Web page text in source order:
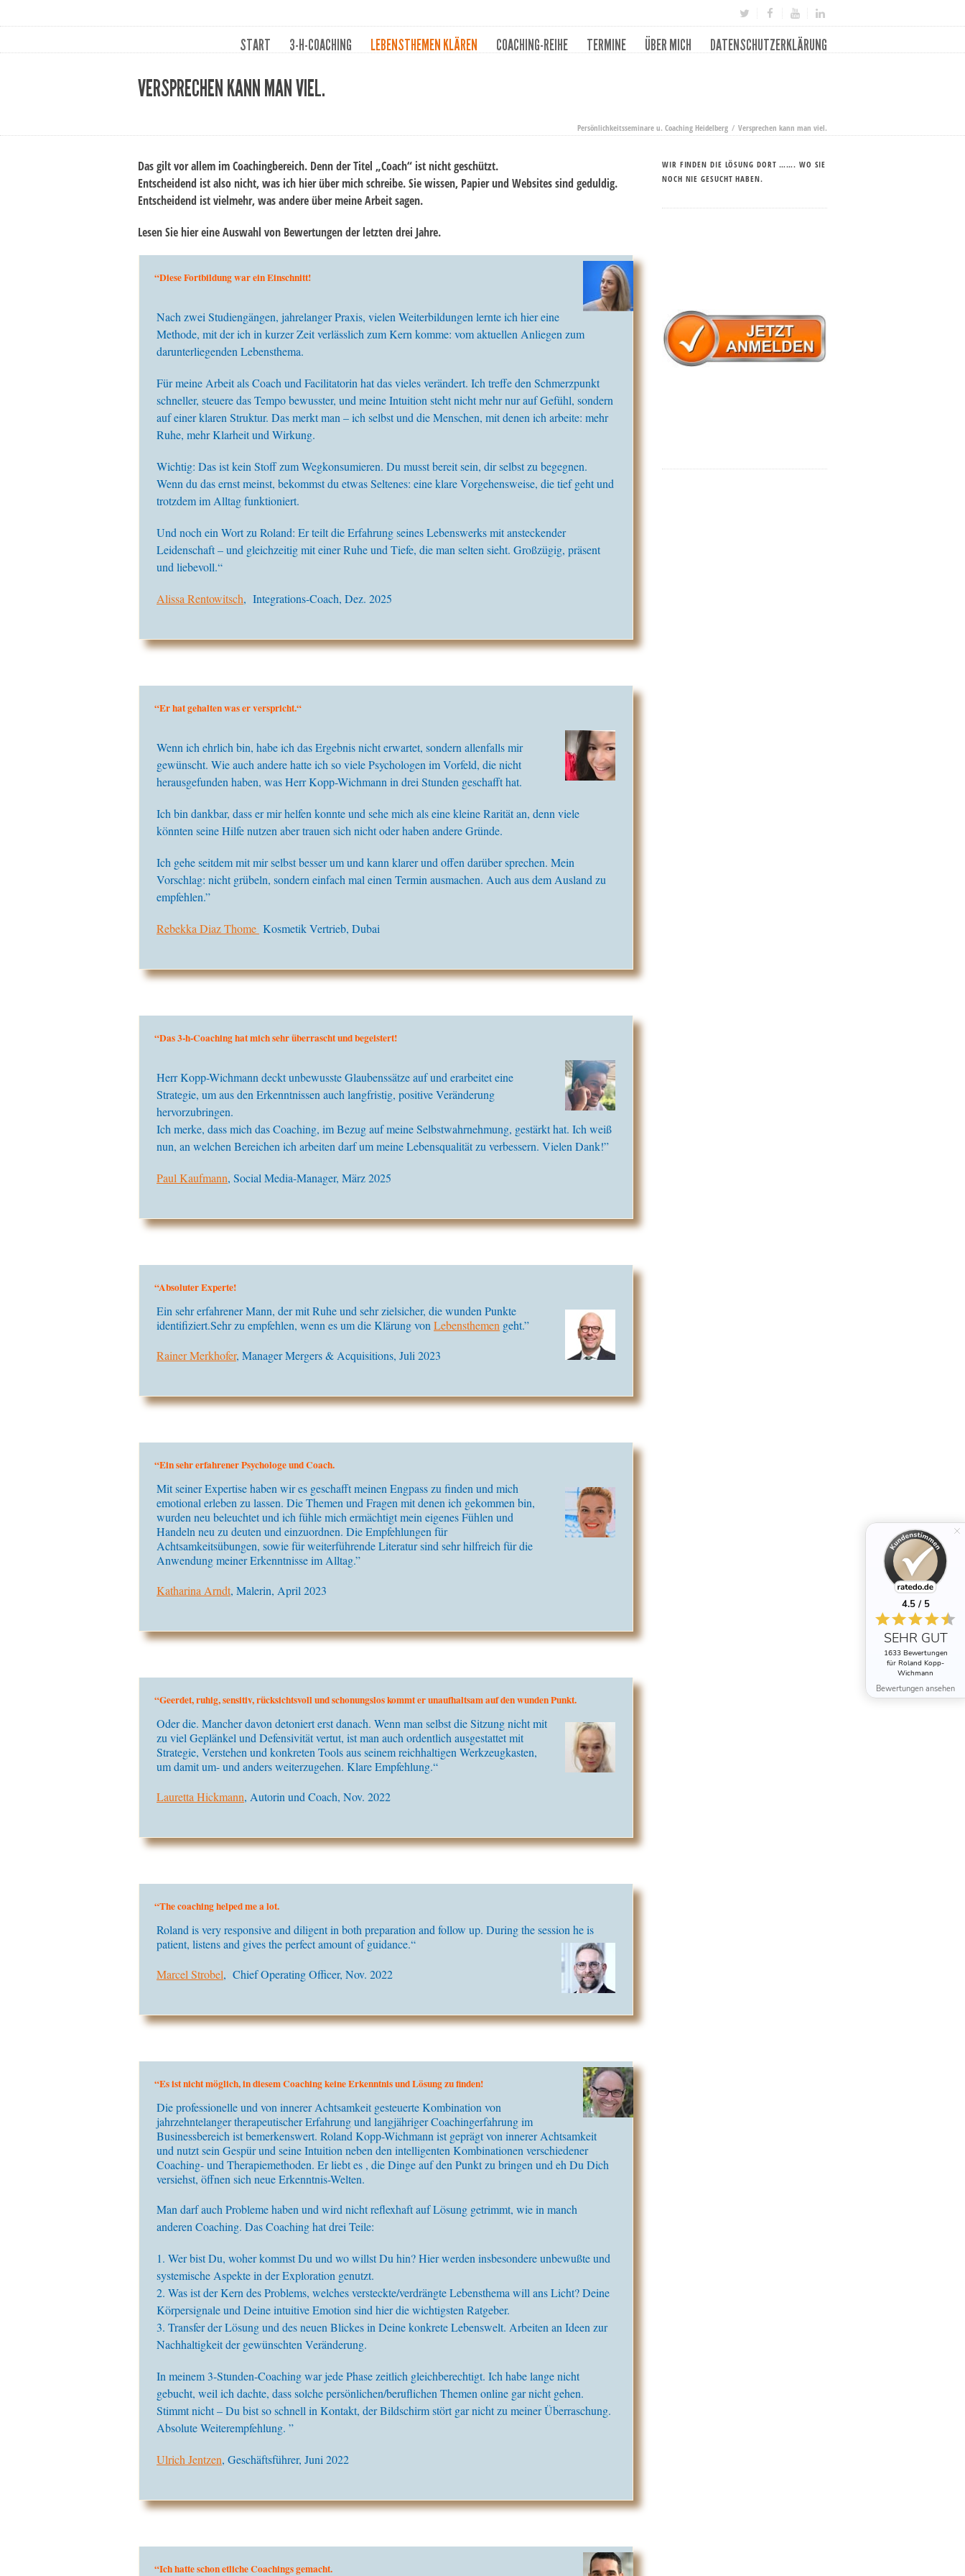
START 3-H-COACHING LEBENSTHEMEN KLÄREN COACHING-REIHE TERMINE ÜBER MICH DATENSCHUTZERKLÄRUNG
VERSPRECHEN KANN MAN VIEL.
Persönlichkeitsseminare u. Coaching Heidelberg Versprechen kann man viel.
Das gilt vor allem im Coachingbereich. Denn der Titel „Coach“ ist nicht geschützt.
Entscheidend ist also nicht, was ich hier über mich schreibe. Sie wissen, Papier und Websites sind geduldig.
Entscheidend ist vielmehr, was andere über meine Arbeit sagen.
Lesen Sie hier eine Auswahl von Bewertungen der letzten drei Jahre.
“Diese Fortbildung war ein Einschnitt!
Nach zwei Studiengängen, jahrelanger Praxis, vielen Weiterbildungen lernte ich hier eine
Methode, mit der ich in kurzer Zeit verlässlich zum Kern komme: vom aktuellen Anliegen zum
darunterliegenden Lebensthema.
Für meine Arbeit als Coach und Facilitatorin hat das vieles verändert. Ich treffe den Schmerzpunkt
schneller, steuere das Tempo bewusster, und meine Intuition steht nicht mehr nur auf Gefühl, sondern
auf einer klaren Struktur. Das merkt man – ich selbst und die Menschen, mit denen ich arbeite: mehr
Ruhe, mehr Klarheit und Wirkung.
Wichtig: Das ist kein Stoff zum Wegkonsumieren. Du musst bereit sein, dir selbst zu begegnen.
Wenn du das ernst meinst, bekommst du etwas Seltenes: eine klare Vorgehensweise, die tief geht und
trotzdem im Alltag funktioniert.
Und noch ein Wort zu Roland: Er teilt die Erfahrung seines Lebenswerks mit ansteckender
Leidenschaft – und gleichzeitig mit einer Ruhe und Tiefe, die man selten sieht. Großzügig, präsent
und liebevoll.“
Alissa Rentowitsch, Integrations-Coach, Dez. 2025
“Er hat gehalten was er verspricht.“
Wenn ich ehrlich bin, habe ich das Ergebnis nicht erwartet, sondern allenfalls mir
gewünscht. Wie auch andere hatte ich so viele Psychologen im Vorfeld, die nicht
herausgefunden haben, was Herr Kopp-Wichmann in drei Stunden geschafft hat.
Ich bin dankbar, dass er mir helfen konnte und sehe mich als eine kleine Rarität an, denn viele
könnten seine Hilfe nutzen aber trauen sich nicht oder haben andere Gründe.
Ich gehe seitdem mit mir selbst besser um und kann klarer und offen darüber sprechen. Mein
Vorschlag: nicht grübeln, sondern einfach mal einen Termin ausmachen. Auch aus dem Ausland zu
empfehlen.”
Rebekka Diaz Thome Kosmetik Vertrieb, Dubai
“Das 3-h-Coaching hat mich sehr überrascht und begeistert!
Herr Kopp-Wichmann deckt unbewusste Glaubenssätze auf und erarbeitet eine
Strategie, um aus den Erkenntnissen auch langfristig, positive Veränderung
hervorzubringen.
Ich merke, dass mich das Coaching, im Bezug auf meine Selbstwahrnehmung, gestärkt hat. Ich weiß
nun, an welchen Bereichen ich arbeiten darf um meine Lebensqualität zu verbessern. Vielen Dank!”
Paul Kaufmann, Social Media-Manager, März 2025
“Absoluter Experte!
Ein sehr erfahrener Mann, der mit Ruhe und sehr zielsicher, die wunden Punkte
identifiziert.Sehr zu empfehlen, wenn es um die Klärung von Lebensthemen geht.”
Rainer Merkhofer, Manager Mergers & Acquisitions, Juli 2023
“Ein sehr erfahrener Psychologe und Coach.
Mit seiner Expertise haben wir es geschafft meinen Engpass zu finden und mich
emotional erleben zu lassen. Die Themen und Fragen mit denen ich gekommen bin,
wurden neu beleuchtet und ich fühle mich ermächtigt mein eigenes Fühlen und
Handeln neu zu deuten und einzuordnen. Die Empfehlungen für
Achtsamkeitsübungen, sowie für weiterführende Literatur sind sehr hilfreich für die
Anwendung meiner Erkenntnisse im Alltag.”
Katharina Arndt, Malerin, April 2023
“Geerdet, ruhig, sensitiv, rücksichtsvoll und schonungslos kommt er unaufhaltsam auf den wunden Punkt.
Oder die. Mancher davon detonierterst danach. Wenn man selbst die Sitzung nicht mit
zu viel Geplänkel und Defensivität vertut, ist man auch ordentlich ausgestattet mit
Strategie, Verstehen und konkreten Tools aus seinem reichhaltigen Werkzeugkasten,
um damit um- und anders weiterzugehen. Klare Empfehlung.“
Lauretta Hickmann, Autorin und Coach, Nov. 2022
“The coaching helped me a lot.
Roland is very responsive and diligent in both preparation and follow up. During the session he is
patient, listens and gives the perfect amount of guidance.“
Marcel Strobel, Chief Operating Officer, Nov. 2022
“Es ist nicht möglich, in diesem Coaching keine Erkenntnis und Lösung zu finden!
Die professionelle und von innerer Achtsamkeit gesteuerte Kombination von
jahrzehntelanger therapeutischer Erfahrung und langjähriger Coachingerfahrung im
Businessbereich ist bemerkenswert. Roland Kopp-Wichmann ist geprägt von innerer Achtsamkeit
und nutzt sein Gespür und seine Intuition neben den intelligenten Kombinationen verschiedener
Coaching- und Therapiemethoden. Er liebt es , die Dinge auf den Punkt zu bringen und eh Du Dich
versiehst, öffnen sich neue Erkenntnis-Welten.
Man darf auch Probleme haben und wird nicht reflexhaft auf Lösung getrimmt, wie in manch
anderen Coaching. Das Coaching hat drei Teile:
1. Wer bist Du, woher kommst Du und wo willst Du hin? Hier werden insbesondere unbewußte und
systemische Aspekte in der Exploration genutzt.
2. Was ist der Kern des Problems, welches versteckte/verdrängte Lebensthema will ans Licht? Deine
Körpersignale und Deine intuitive Emotion sind hier die wichtigsten Ratgeber.
3. Transfer der Lösung und des neuen Blickes in Deine konkrete Lebenswelt. Arbeiten an Ideen zur
Nachhaltigkeit der gewünschten Veränderung.
In meinem 3-Stunden-Coaching war jede Phase zeitlich gleichberechtigt. Ich habe lange nicht
gebucht, weil ich dachte, dass solche persönlichen/beruflichen Themen online gar nicht gehen.
Stimmt nicht – Du bist so schnell in Kontakt, der Bildschirm stört gar nicht zu meiner Überraschung.
Absolute Weiterempfehlung. ”
Ulrich Jentzen, Geschäftsführer, Juni 2022
“Ich hatte schon etliche Coachings gemacht.
WIR FINDEN DIE LÖSUNG DORT ……. WO SIE
NOCH NIE GESUCHT HABEN.
4.5 / 5
SEHR GUT
1633 Bewertungen
für Roland Kopp-
Wichmann
Bewertungen ansehen